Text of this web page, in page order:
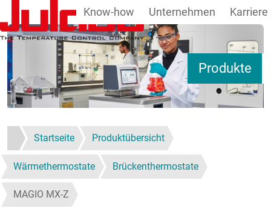
Direkt zum Inhalt
Produkte
Know-how Unternehmen Karriere
Startseite Produktübersicht
Wärmethermostate Brückenthermostate
MAGIO MX-Z